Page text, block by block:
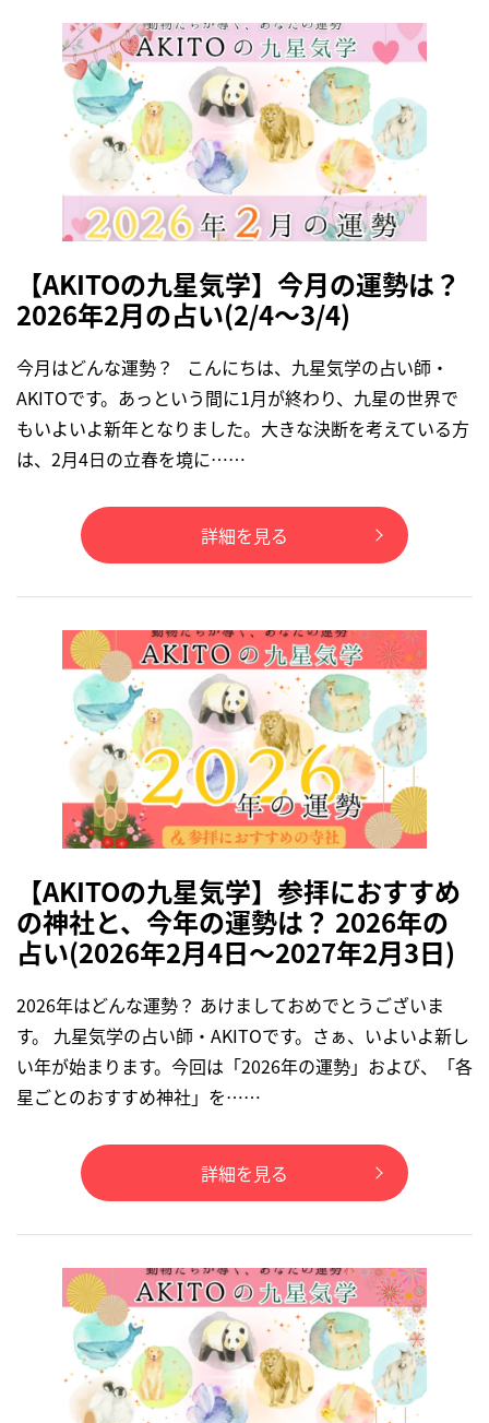
【AKITOの九星気学】今月の運勢は？
2026年2月の占い(2/4～3/4)
今月はどんな運勢？ こんにちは、九星気学の占い師・
AKITOです。あっという間に1月が終わり、九星の世界で
もいよいよ新年となりました。大きな決断を考えている方
は、2月4日の立春を境に……
詳細を見る
【AKITOの九星気学】参拝におすすめ
の神社と、今年の運勢は？ 2026年の
占い(2026年2月4日～2027年2月3日)
2026年はどんな運勢？ あけましておめでとうございま
す。 九星気学の占い師・AKITOです。さぁ、いよいよ新し
い年が始まります。今回は「2026年の運勢」および、「各
星ごとのおすすめ神社」を……
詳細を見る